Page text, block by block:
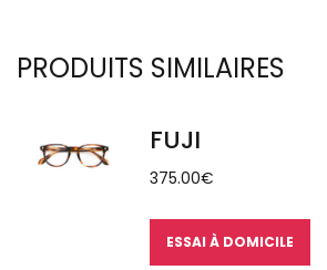
PRODUITS SIMILAIRES
FUJI
375.00€
ESSAI À DOMICILE